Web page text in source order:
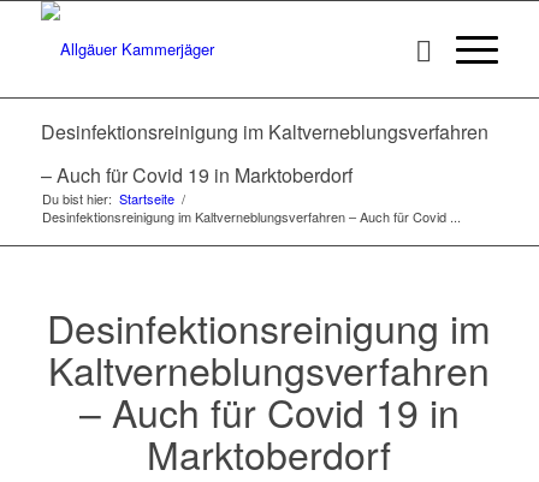
Desinfektionsreinigung im Kaltverneblungsverfahren
– Auch für Covid 19 in Marktoberdorf
Du bist hier: Startseite /
Desinfektionsreinigung im Kaltverneblungsverfahren – Auch für Covid ...
Desinfektionsreinigung im
Kaltverneblungsverfahren
– Auch für Covid 19 in
Marktoberdorf